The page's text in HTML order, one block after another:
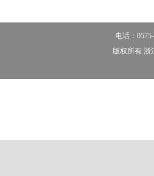
电话：
版权所有:浙